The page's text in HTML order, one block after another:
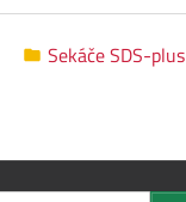
Sekáče SDS-plus